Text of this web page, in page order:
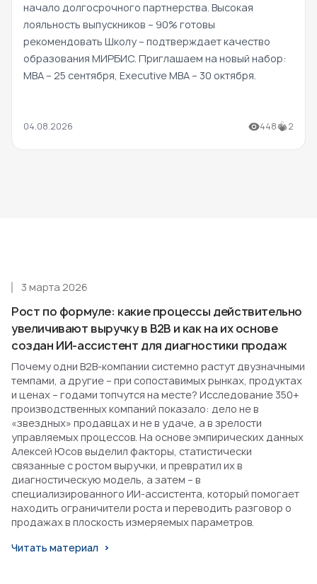
начало долгосрочного партнерства. Высокая
лояльность выпускников – 90% готовы
рекомендовать Школу – подтверждает качество
образования МИРБИС. Приглашаем на новый набор:
MBA – 25 сентября, Executive MBA – 30 октября.
04.08.2026 448 2
Рост по формуле: какие процессы действительно
увеличивают выручку в B2B и как на их основе
создан ИИ-ассистент для диагностики продаж
3 марта 2026
Почему одни B2B-компании системно растут двузначными
темпами, а другие – при сопоставимых рынках, продуктах
и ценах – годами топчутся на месте? Исследование 350+
производственных компаний показало: дело не в
«звездных» продавцах и не в удаче, а в зрелости
управляемых процессов. На основе эмпирических данных
Алексей Юсов выделил факторы, статистически
связанные с ростом выручки, и превратил их в
диагностическую модель, а затем – в
специализированного ИИ-ассистента, который помогает
находить ограничители роста и переводить разговор о
продажах в плоскость измеряемых параметров.
Читать материал